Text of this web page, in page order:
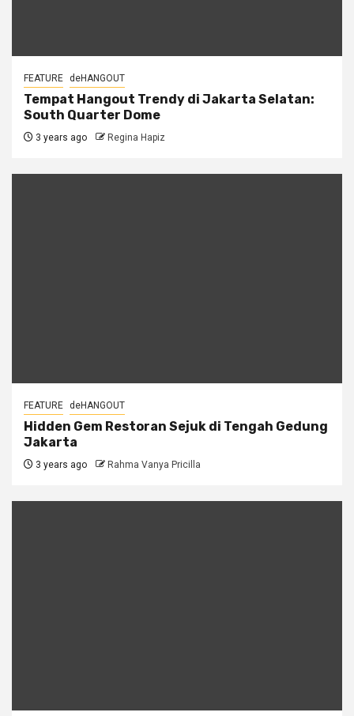
FEATURE deHANGOUT
Tempat Hangout Trendy di Jakarta Selatan:
South Quarter Dome
3 years ago Regina Hapiz
FEATURE deHANGOUT
Hidden Gem Restoran Sejuk di Tengah Gedung
Jakarta
3 years ago Rahma Vanya Pricilla